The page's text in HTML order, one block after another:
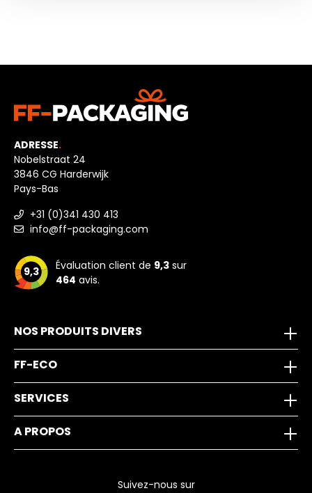
ADRESSE.
Nobelstraat 24
3846 CG Harderwijk
Pays-Bas
+31 (0)341 430 413
info@ff-packaging.com
9,3 Évaluation client de 9,3 sur
464 avis.
NOS PRODUITS DIVERS
FF-ECO
SERVICES
A PROPOS
Suivez-nous sur